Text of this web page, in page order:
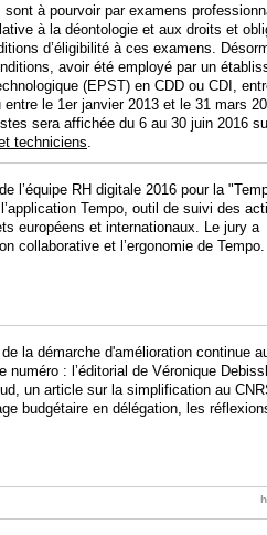
à pourvoir par examens
à la déontologie et aux droits et
d’éligibilité à ces examens.
avoir été employé par un
(EPST) en CDD ou CDI,
le 1er janvier 2013 et le 31 mars
sera affichée du 6 au 30 juin 2016
techniciens
l’équipe RH digitale 2016 pour la
Tempo, outil de suivi des
européens et internationaux. Le jury a
collaborative et l’ergonomie de Tempo.
la démarche d'amélioration continue
: l’éditorial de Véronique
un article sur la simplification au
budgétaire en délégation, les